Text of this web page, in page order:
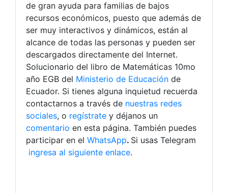
de gran ayuda para familias de bajos
recursos económicos, puesto que además de
ser muy interactivos y dinámicos, están al
alcance de todas las personas y pueden ser
descargados directamente del Internet.
Solucionario del libro de Matemáticas 10mo
año EGB del Ministerio de Educación de
Ecuador. Si tienes alguna inquietud recuerda
contactarnos a través de nuestras redes
sociales, o regístrate y déjanos un
comentario en esta página. También puedes
participar en el WhatsApp. Si usas Telegram
ingresa al siguiente enlace.